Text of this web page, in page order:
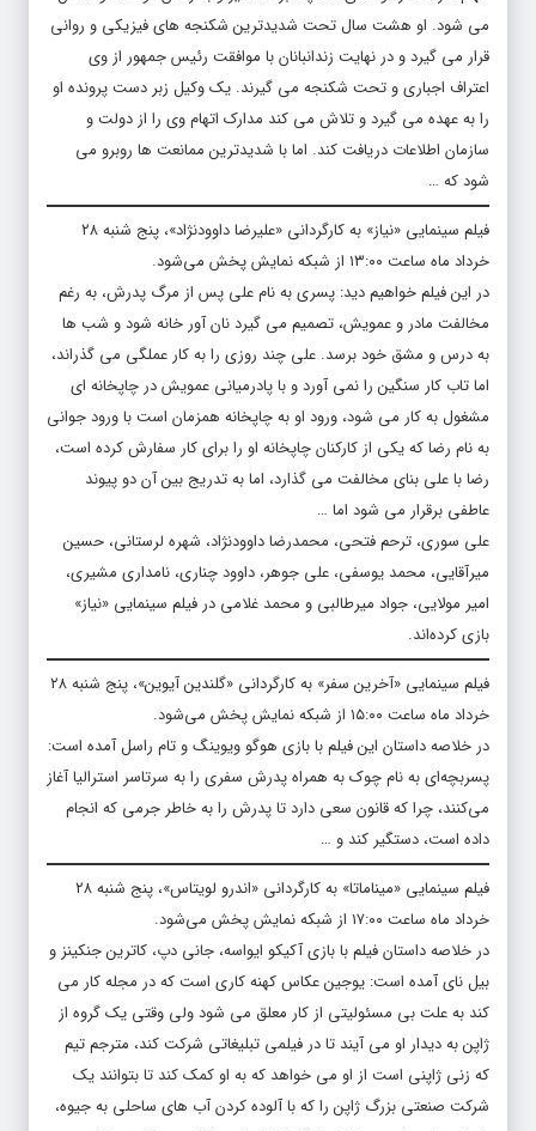
می شود. او هشت سال تحت شدیدترین شکنجه های فیزیکی و روانی
قرار می گیرد و در نهایت زندانبانان با موافقت رئیس جمهور از وی
اعتراف اجباری و تحت شکنجه می گیرند. یک وکیل زبر دست پرونده او
را به عهده می گیرد و تلاش می کند مدارک اتهام وی را از دولت و
سازمان اطلاعات دریافت کند. اما با شدیدترین ممانعت ها روبرو می
شود که …
فیلم سینمایی «نیاز» به کارگردانی «علیرضا داوودنژاد»، پنج شنبه ۲۸
خرداد ماه ساعت ۱۳:۰۰ از شبکه نمایش پخش می‌شود.
در این فیلم خواهیم دید: پسری به نام علی پس از مرگ پدرش، به رغم
مخالفت مادر و عمویش، تصمیم می گیرد نان آور خانه شود و شب ها
به درس و مشق خود برسد. علی چند روزی را به کار عملگی می گذراند،
اما تاب کار سنگین را نمی آورد و با پادرمیانی عمویش در چاپخانه ای
مشغول به کار می شود، ورود او به چاپخانه همزمان است با ورود جوانی
به نام رضا که یکی از کارکنان چاپخانه او را برای کار سفارش کرده است،
رضا با علی بنای مخالفت می گذارد، اما به تدریج بین آن دو پیوند
عاطفی برقرار می شود اما …
علی سوری، ترحم فتحی، محمدرضا داوودنژاد، شهره لرستانی، حسین
میرآقایی، محمد یوسفی، علی جوهر، داوود چناری، نامداری مشیری،
امیر مولایی، جواد میرطالبی و محمد غلامی در فیلم سینمایی «نیاز»
بازی کرده‌اند.
فیلم سینمایی «آخرین سفر» به کارگردانی «گلندین آیوین»، پنج شنبه ۲۸
خرداد ماه ساعت ۱۵:۰۰ از شبکه نمایش پخش می‌شود.
در خلاصه داستان این فیلم با بازی هوگو ویوینگ و تام راسل آمده است:
پسربچه‌ای به نام چوک به همراه پدرش سفری را به سرتاسر استرالیا آغاز
می‌‎کنند، چرا که قانون سعی دارد تا پدرش را به خاطر جرمی که انجام
داده است، دستگیر کند و …
فیلم سینمایی «میناماتا» به کارگردانی «اندرو لویتاس»، پنج شنبه ۲۸
خرداد ماه ساعت ۱۷:۰۰ از شبکه نمایش پخش می‌شود.
در خلاصه داستان فیلم با بازی آکیکو ایواسه، جانی دپ، کاترین جنکینز و
بیل نای آمده است: یوجین عکاس کهنه کاری است که در مجله کار می
کند به علت بی مسئولیتی از کار معلق می شود ولی وقتی یک گروه از
ژاپن به دیدار او می آیند تا در فیلمی تبلیغاتی شرکت کند، مترجم تیم
که زنی ژاپنی است از او می خواهد که به او کمک کند تا بتوانند یک
شرکت صنعتی بزرگ ژاپن را که با آلوده کردن آب های ساحلی به جیوه،